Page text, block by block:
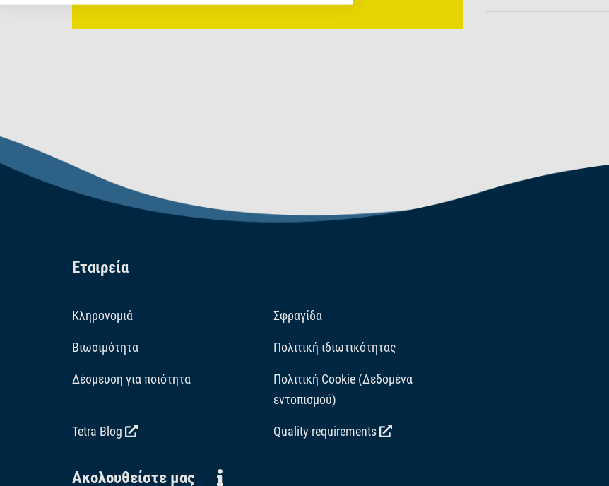
Εταιρεία
Κληρονομιά Σφραγίδα
Βιωσιμότητα Πολιτική ιδιωτικότητας
Δέσμευση για ποιότητα
Πολιτική Cookie (Δεδομένα
εντοπισμού)
Tetra Blog Quality requirements
Ακολουθείστε μας